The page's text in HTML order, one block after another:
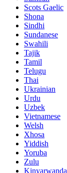
Scots Gaelic
Shona
Sindhi
Sundanese
Swahili
Tajik
Tamil
Telugu
Thai
Ukrainian
Urdu
Uzbek
Vietnamese
Welsh
Xhosa
Yiddish
Yoruba
Zulu
Kinyarwanda